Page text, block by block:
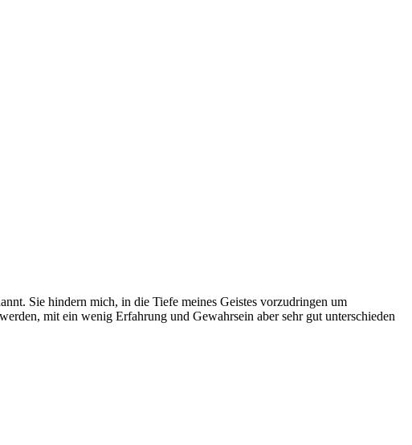
Sie hindern mich, in die Tiefe meines Geistes vorzudringen um
mit ein wenig Erfahrung und Gewahrsein aber sehr gut unterschieden